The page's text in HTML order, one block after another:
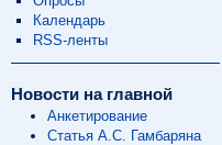
Календарь
RSS-ленты
Новости на главной
Анкетирование
Статья А.С. Гамбаряна